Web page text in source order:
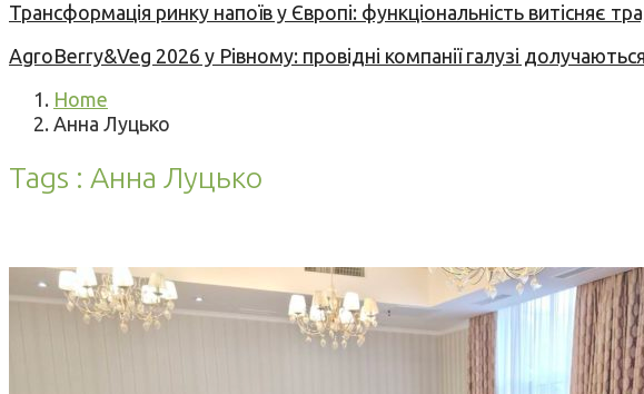
Трансформація ринку напоїв у Європі: функціональність витісняє
AgroBerry&Veg 2026 у Рівному: провідні компанії галузі
Home
Анна Луцько
Tags : Анна Луцько